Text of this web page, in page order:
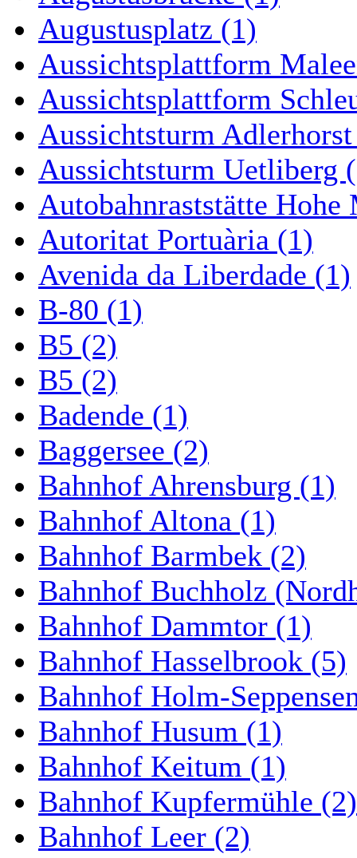
Augustusplatz (1)
Aussichtsplattform
Aussichtsplattform
Aussichtsturm
Aussichtsturm Uetliberg
Autobahnraststätte Hohe
Autoritat Portuària (1)
Avenida da Liberdade (1)
B-80 (1)
B5 (2)
B5 (2)
Badende (1)
Baggersee (2)
Bahnhof Ahrensburg (1)
Bahnhof Altona (1)
Bahnhof Barmbek (2)
Bahnhof Buchholz
Bahnhof Dammtor (1)
Bahnhof Hasselbrook (5)
Bahnhof Holm-
Bahnhof Husum (1)
Bahnhof Keitum (1)
Bahnhof Kupfermühle (2)
Bahnhof Leer (2)